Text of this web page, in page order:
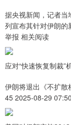
据央视新闻，记者
列宣布其针对伊朗的
举报 相关阅读
应对“快速恢复制裁”
伊朗将退出《不扩散
45 2025-08-29 07:50